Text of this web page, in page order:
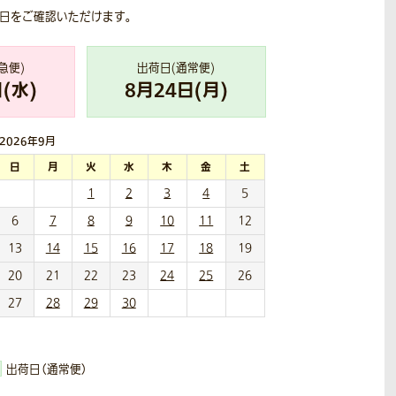
をご確認いただけます。
便)
(水)
出荷日(通常便)
8月24日(月)
2026年9月
日 月 火 水 木 金
土
1
2 3 4
5
6
7 8 9 10 11
12
13
14 15 16 17 18
19
20
21 22 23 24 25
26
27
28 29 30
出荷日（通常便）